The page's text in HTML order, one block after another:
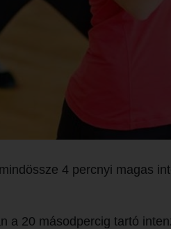
4 percnyi magas
a 20 másodpercig tartó